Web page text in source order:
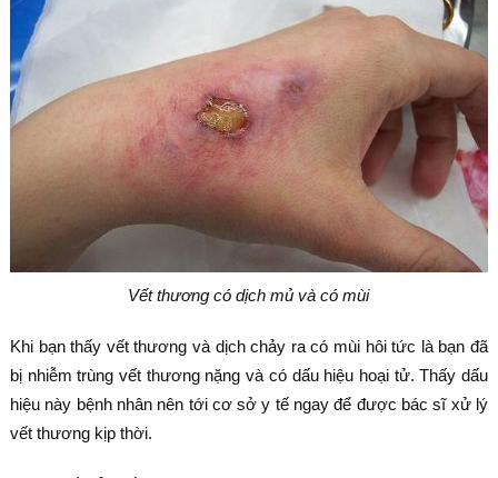
Vết thương có dịch mủ và có mùi
Khi bạn thấy vết thương và dịch chảy ra có mùi hôi tức là bạn đã
bị nhiễm trùng vết thương nặng và có dấu hiệu hoại tử. Thấy dấu
hiệu này bệnh nhân nên tới cơ sở y tế ngay để được bác sĩ xử lý
vết thương kịp thời.